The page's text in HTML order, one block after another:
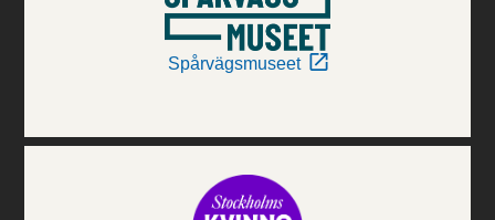
Spårvägsmuseet